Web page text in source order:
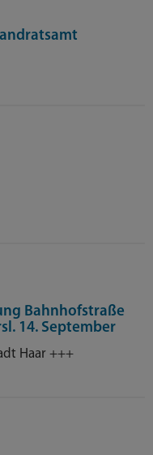
Bahnhofstraße
14. September
Haar +++